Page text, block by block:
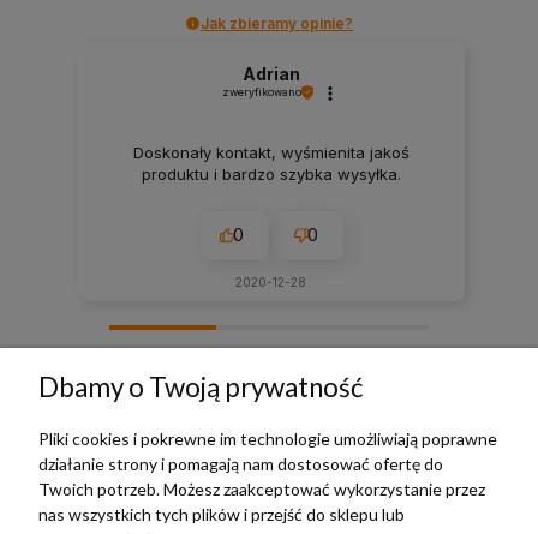
Jak zbieramy opinie?
Adrian
zweryfikowano
Doskonały kontakt, wyśmienita jakoś
produktu i bardzo szybka wysyłka.
0 0
2020-12-28
TERRADECO
Dbamy o Twoją prywatność
Pliki cookies i pokrewne im technologie umożliwiają poprawne
działanie strony i pomagają nam dostosować ofertę do
Twoich potrzeb. Możesz zaakceptować wykorzystanie przez
nas wszystkich tych plików i przejść do sklepu lub